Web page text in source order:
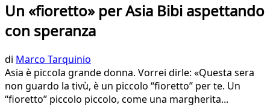
Un «fioretto» per Asia Bibi aspettando
con speranza
di Marco Tarquinio
Asia è piccola grande donna. Vorrei dirle: «Questa sera
non guardo la tivù, è un piccolo “fioretto” per te. Un
“fioretto” piccolo piccolo, come una margherita...